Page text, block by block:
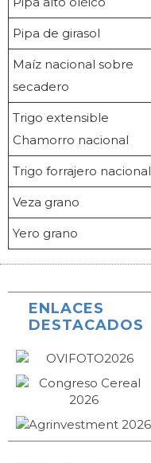
Pipa de girasol
Maíz nacional sobre
secadero
Trigo extensible
Chamorro nacional
Trigo forrajero nacional
Veza grano
Yero grano
ENLACES
DESTACADOS